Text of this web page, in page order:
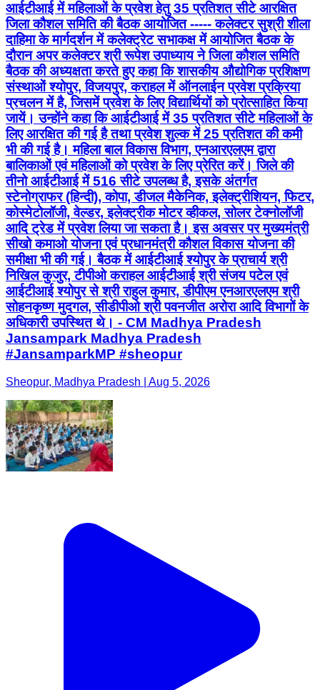
आईटीआई में महिलाओं के प्रवेश हेतु 35 प्रतिशत सीटे आरक्षित
जिला कौशल समिति की बैठक आयोजित ----- कलेक्टर सुश्री शीला
दाहिमा के मार्गदर्शन में कलेक्ट्रेट सभाकक्ष में आयोजित बैठक के
दौरान अपर कलेक्टर श्री रूपेश उपाध्याय ने जिला कौशल समिति
बैठक की अध्यक्षता करते हुए कहा कि शासकीय औद्योगिक प्रशिक्षण
संस्थाओं श्योपुर, विजयपुर, कराहल में ऑनलाईन प्रवेश प्रक्रिया
प्रचलन में है, जिसमें प्रवेश के लिए विद्यार्थियों को प्रोत्साहित किया
जायें। उन्होंने कहा कि आईटीआई में 35 प्रतिशत सीटे महिलाओं के
लिए आरक्षित की गई है तथा प्रवेश शुल्क में 25 प्रतिशत की कमी
भी की गई है। महिला बाल विकास विभाग, एनआरएलएम द्वारा
बालिकाओं एवं महिलाओं को प्रवेश के लिए प्रेरित करें। जिले की
तीनो आईटीआई में 516 सीटे उपलब्ध है, इसके अंतर्गत
स्टेनोग्राफर (हिन्दी), कोपा, डीजल मैकेनिक, इलेक्ट्रीशियन, फिटर,
कोस्मेटोलॉजी, वेल्डर, इलेक्ट्रीक मोटर व्हीकल, सोलर टेक्नोलॉजी
आदि ट्रेड में प्रवेश लिया जा सकता है। इस अवसर पर मुख्यमंत्री
सीखो कमाओ योजना एवं प्रधानमंत्री कौशल विकास योजना की
समीक्षा भी की गई। बैठक में आईटीआई श्योपुर के प्राचार्य श्री
निखिल कुजुर, टीपीओ कराहल आईटीआई श्री संजय पटेल एवं
आईटीआई श्योपुर से श्री राहुल कुमार, डीपीएम एनआरएलएम श्री
सोहनकृष्ण मुदगल, सीडीपीओ श्री पवनजीत अरोरा आदि विभागों के
अधिकारी उपस्थित थे। - CM Madhya Pradesh
Jansampark Madhya Pradesh
#JansamparkMP #sheopur
Sheopur, Madhya Pradesh | Aug 5, 2026